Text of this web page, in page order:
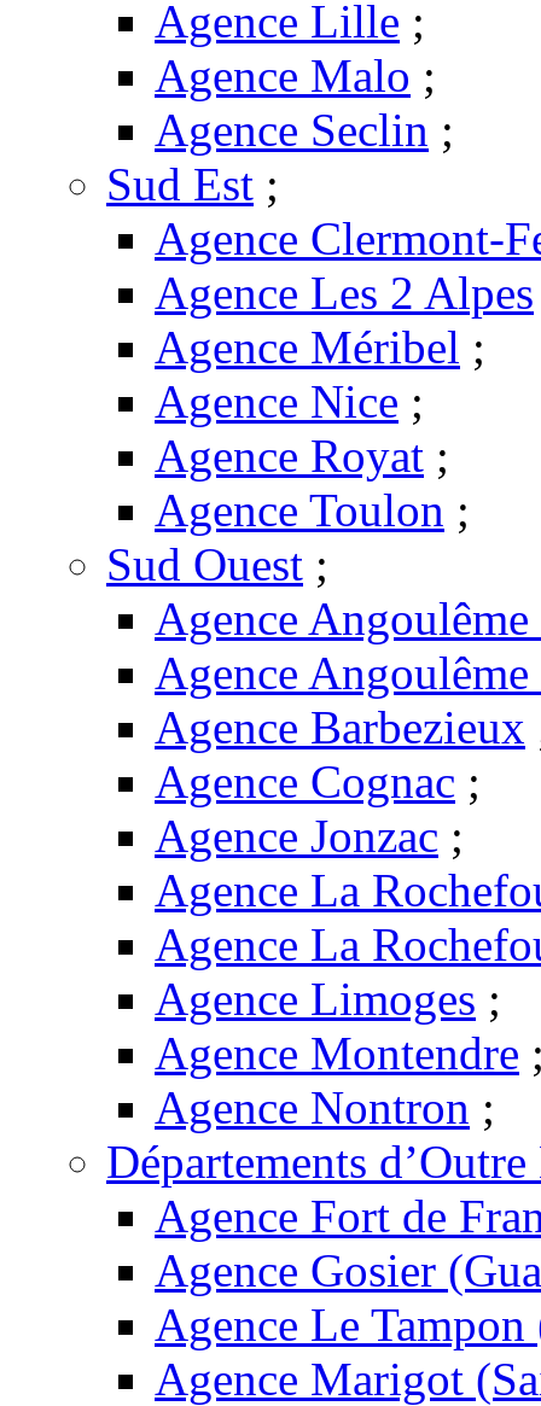
Agence Lille ;
Agence Malo ;
Agence Seclin ;
Sud Est ;
Agence Clermont-
Agence Les 2 Alpes
Agence Méribel ;
Agence Nice ;
Agence Royat ;
Agence Toulon ;
Sud Ouest ;
Agence
Agence
Agence Barbezieux
Agence Cognac ;
Agence Jonzac ;
Agence La
Agence La
Agence Limoges ;
Agence Montendre
Agence Nontron ;
Départements
Agence Fort de
Agence Gosier
Agence Le
Agence Marigot